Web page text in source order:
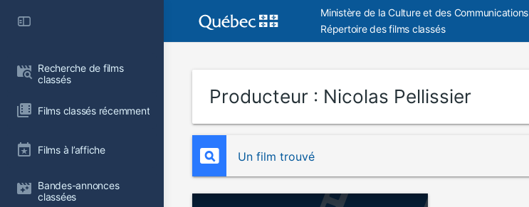
Recherche de films
classés
Films classés récemment
Films à l’affiche
Bandes-annonces
classées
Ministère de la Culture et des Communications
Répertoire des films classés
Producteur : Nicolas Pellissier
Un film trouvé